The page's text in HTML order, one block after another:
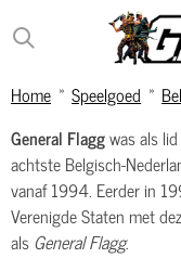
Ga
direct
de
Home » Speelgoed »
General Flaggwas als
achtste Belgisch-
vanaf 1994. Eerder in
Verenigde Staten met
als General Flagg.